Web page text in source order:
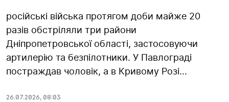
російські війська протягом доби майже 20
разів обстріляли три райони
Дніпропетровської області, застосовуючи
артилерію та безпілотники. У Павлограді
постраждав чоловік, а в Кривому Розі...
26.07.2026, 08:03